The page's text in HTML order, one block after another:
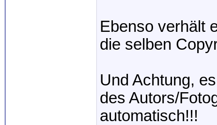
Ebenso verhält
die selben
Und Achtung,
des Autors/
automatisch!!!